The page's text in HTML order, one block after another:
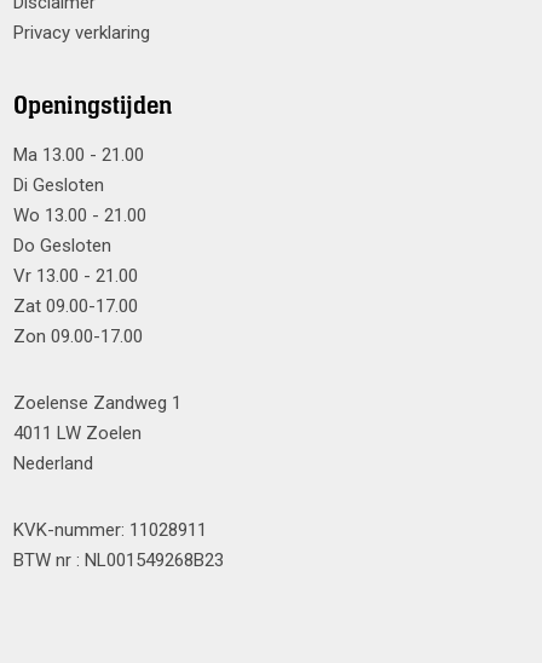
Privacy verklaring
Openingstijden
Ma 13.00 - 21.00
Di Gesloten
Wo 13.00 - 21.00
Do Gesloten
Vr 13.00 - 21.00
Zat 09.00-17.00
Zon 09.00-17.00
Zoelense Zandweg 1
4011 LW Zoelen
Nederland
KVK-nummer: 11028911
BTW nr : NL001549268B23